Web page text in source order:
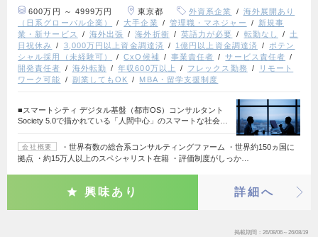
600万円 ～ 4999万円 東京都 外資系企業
海外展開あり
（日系グローバル企業）
大手企業 管理職・マネジャー
新規事
業・新サービス
海外出張 海外折衝 英語力が必要 転勤なし
土
日祝休み
3,000万円以上資金調達済 1億円以上資金調達済
ポテン
シャル採用（未経験可）
CxO候補 事業責任者
サービス責任者
開発責任者
海外転勤 年収600万以上 フレックス勤務
リモート
ワーク可能
副業してもOK MBA・留学支援制度
■スマートシティ デジタル基盤（都市OS）コンサルタント
Society 5.0で描かれている「人間中心」のスマートな社会…
会社概要
・世界有数の総合系コンサルティングファーム ・世界約150ヵ国に
拠点 ・約15万人以上のスペシャリスト在籍 ・評価制度がしっか…
興味あり 詳細へ
掲載期間 26/08/06～26/08/19